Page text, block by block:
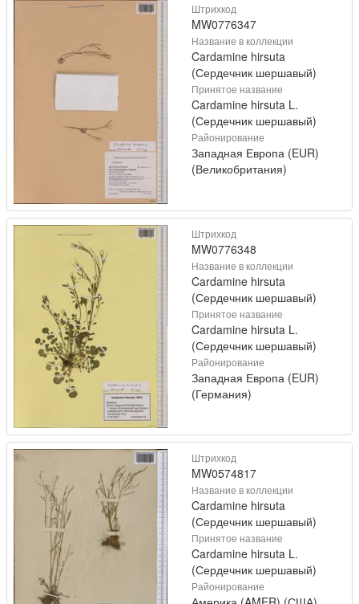
Штрихкод
MW0776347
Название в коллекции
Cardamine hirsuta
(Сердечник шершавый)
Принятое название
Cardamine hirsuta L.
(Сердечник шершавый)
Районирование
Западная Европа (EUR)
(Великобритания)
Штрихкод
MW0776348
Название в коллекции
Cardamine hirsuta
(Сердечник шершавый)
Принятое название
Cardamine hirsuta L.
(Сердечник шершавый)
Районирование
Западная Европа (EUR)
(Германия)
Штрихкод
MW0574817
Название в коллекции
Cardamine hirsuta
(Сердечник шершавый)
Принятое название
Cardamine hirsuta L.
(Сердечник шершавый)
Районирование